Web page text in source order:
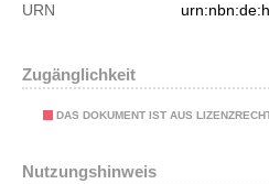
URN
Zugänglichkeit
DAS DOKUMENT IST AUS
Nutzungshinweis